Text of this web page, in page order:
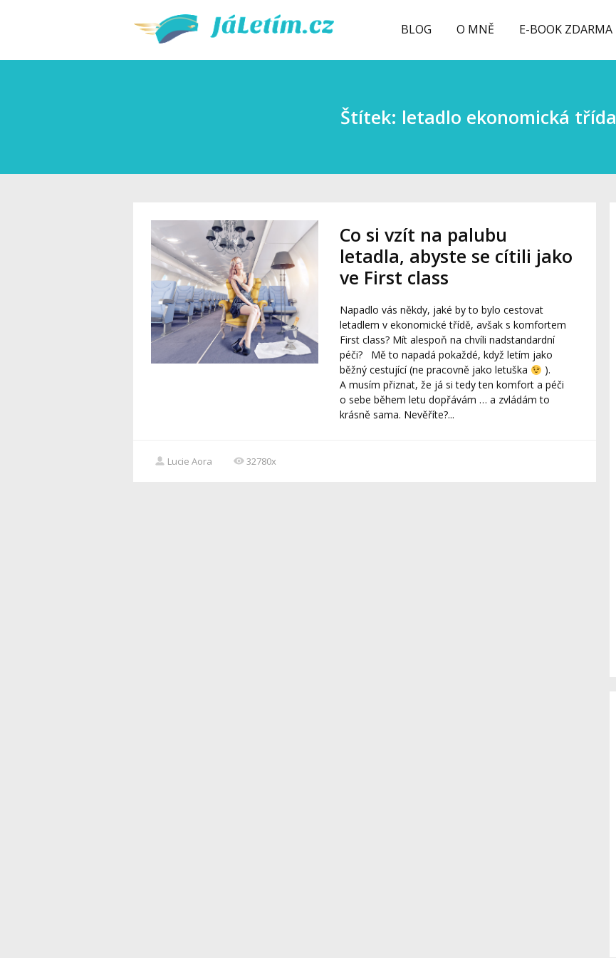
BLOG O MNĚ E-BOOK ZDARMA
Štítek: letadlo ekonomická třída
Co si vzít na palubu
letadla, abyste se cítili jako
ve First class
Napadlo vás někdy, jaké by to bylo cestovat
letadlem v ekonomické třídě, avšak s komfortem
First class? Mít alespoň na chvíli nadstandardní
péči? Mě to napadá pokaždé, když letím jako
běžný cestující (ne pracovně jako letuška
).
A musím přiznat, že já si tedy ten komfort a péči
o sebe během letu dopřávám … a zvládám to
krásně sama. Nevěříte?...
Lucie Aora 32780x